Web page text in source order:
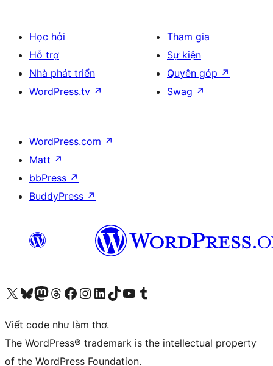
Học hỏi
Hỗ trợ
Nhà phát triển
WordPress.tv ↗
Tham gia
Sự kiện
Quyên góp ↗
Swag ↗
WordPress.com ↗
Matt ↗
bbPress ↗
BuddyPress ↗
Truy cập tài khoản X (trước đây là Twitter) của chúng tôiVisit our Bluesky account
Visit our Mastodon account
Visit our Threads account
Xem trang Facebook của chúng tôiTruy cập tài khoản Instagram của chúng tôiTruy cập tài khoản LinkedIn của chúng tôiVisit our TikTok account
Truy cập kênh YouTube của chúng tôi Visit our Tumblr account
Viết code như làm thơ.
The WordPress® trademark is the intellectual property
of the WordPress Foundation.